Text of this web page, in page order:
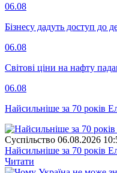
06.08
Бізнесу дадуть доступ до
06.08
Світові ціни на нафту
06.08
Найсильніше за 70 років
Суспiльство 06.08.2026
Найсильніше за 70 років
Читати